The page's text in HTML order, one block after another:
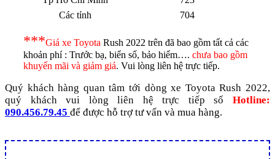
Các tỉnh
704
***Giá xe Toyota Rush 2022 trên đã bao gồm tất cả các
khoản phí : Trước bạ, biển số, bảo hiểm…. chưa bao gồm
khuyến mãi và giảm giá. Vui lòng liên hệ trực tiếp.
Quý khách hàng quan tâm tới dòng xe Toyota Rush 2022,
quý khách vui lòng liên hệ trực tiếp số Hotline:
090.456.79.45 để được hỗ trợ tư vấn và mua hàng.